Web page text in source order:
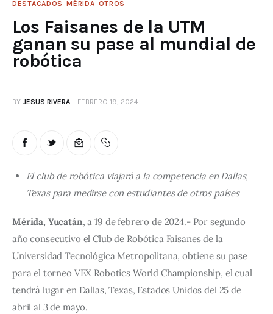
DESTACADOS MÉRIDA OTROS
Los Faisanes de la UTM
ganan su pase al mundial de
robótica
BY JESUS RIVERA FEBRERO 19, 2024
El club de robótica viajará a la competencia en Dallas,
Texas para medirse con estudiantes de otros países
Mérida, Yucatán, a 19 de febrero de 2024.- Por segundo
año consecutivo el Club de Robótica Faisanes de la
Universidad Tecnológica Metropolitana, obtiene su pase
para el torneo VEX Robotics World Championship, el cual
tendrá lugar en Dallas, Texas, Estados Unidos del 25 de
abril al 3 de mayo.